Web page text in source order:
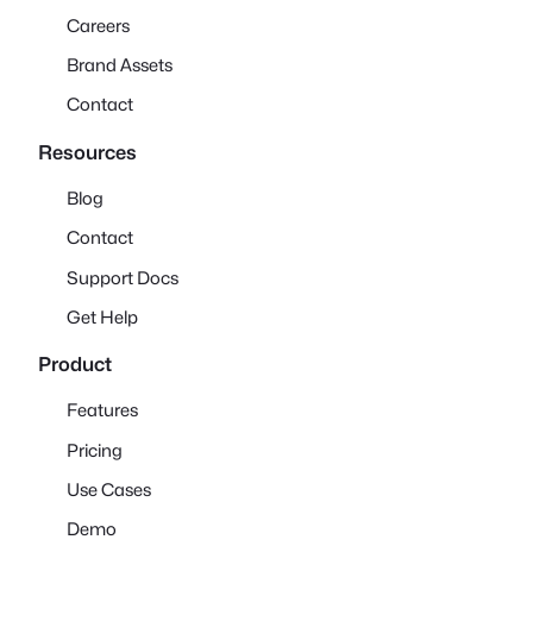
Careers
Brand Assets
Contact
Resources
Blog
Contact
Support Docs
Get Help
Product
Features
Pricing
Use Cases
Demo